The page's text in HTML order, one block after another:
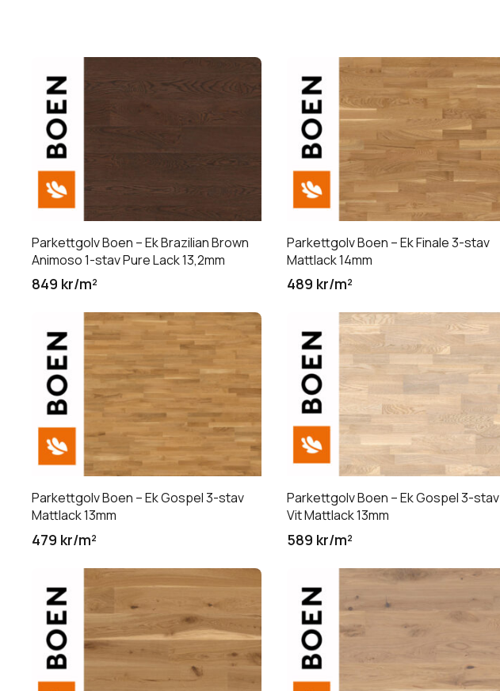
Parkettgolv Boen – Ek Brazilian Brown
Animoso 1-stav Pure Lack 13,2mm
849 kr/m²
Parkettgolv Boen – Ek Finale 3-stav
Mattlack 14mm
489 kr/m²
Parkettgolv Boen – Ek Gospel 3-stav
Mattlack 13mm
479 kr/m²
Parkettgolv Boen – Ek Gospel 3-stav
Vit Mattlack 13mm
589 kr/m²